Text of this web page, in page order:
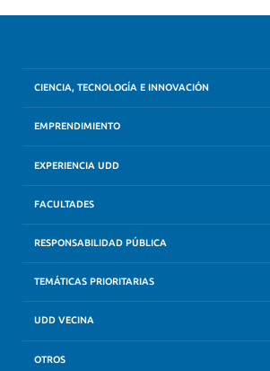
CIENCIA, TECNOLOGÍA E INNOVACIÓN
EMPRENDIMIENTO
EXPERIENCIA UDD
FACULTADES
RESPONSABILIDAD PÚBLICA
TEMÁTICAS PRIORITARIAS
UDD VECINA
OTROS